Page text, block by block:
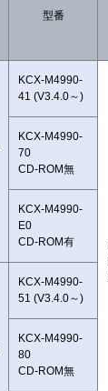
型番
KCX-M4990-
41 (V3.4.0～)
KCX-M4990-
70
CD-ROM無
KCX-M4990-
E0
CD-ROM有
KCX-M4990-
51 (V3.4.0～)
KCX-M4990-
80
CD-ROM無